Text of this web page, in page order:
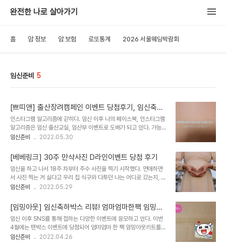
완전한 나로 살아가기
홈 암 정보 암 보험 로또통계 2026 서울웨딩박람회
임신준비 5
[쁘띠앤] 출산장려캠페인 이벤트 당첨후기, 임신축하
박스 후기
인스타그램 알고리즘에 갇히다. 임신 이후 나의 페이스북, 인스타그램
알고리즘은 임신 출산교실, 임산부 이벤트로 도배가 되고 있다. 가능하
면 모든 이벤트에 도전하려고 하지만 이 또한 에너지가 들기에 요즘은
도 가장 당첨되길 기대했던 이벤트에 당첨되어 그 후기를 남겨보고자
한다. 임신 전과 후 영양제 섭취 임신 이전 30대 중후반의 나이임에도
불구하고 영양제와는 거리 두기를 하며 살았다. 하지만 난임 진단을 받
고 임신에 좋다는 영양제와 식품을 알아보기 시작했다. 다행히 짧은 맘
고생을 끝으로 나는 임산부가 되었다. 12주 차까지 피비침으로 인해
가 되면서 나에게 일어난 큰 변..
임신준비 2022.05.30
[베베링크] 30주 만삭사진 D라인이벤트 당첨 후기
임신을 하고 나서 18주 차부터 주수 사진을 찍기 시작했다. 연애하면
서 사진 찍는 거 싫다고 우리 집 식구와 다투던 나는 어디로 갔는지, 주
수 사진에 만삭 사진에 태어날 아기와의 추억이라 생각하며 열심히 사
삭사진을 찍어야 배 모양이 예쁘다 하여 몸이 더 무거워지기 전 30주
차에 우리 집 식구와 만삭사진을 촬영하기로 했다. 30주 차 임산부 만
삭사진 임신 이후 만삭사진 무료 이벤트에 당첨되었다는 문자와 전화
를 여러 차례 받았고 오랜만에 예쁜 드레스를 입고 헤어, 메이크업을
하고 촬영을 할까도 고민했지만 업체에 방문하면 성장앨범 계약에 대
임신준비 2022.05.29
[임밍아웃] 임신축하박스 리뷰! 엄마엄마한팩 임밍아
웃 키트
임신 이후 SNS를 통해 접하는 다양한 이벤트에 응모하고 있다. 이번
4월에는 텐박스 이벤트에 당첨되어 엄마엄마 한 팩 임밍아웃키트를
수령하게 되었다. 택배 박스의 크기는 베베폼에서 받았던 사이즈보다
임신준비 2022.04.26